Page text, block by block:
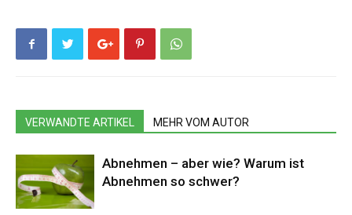
VERWANDTE ARTIKEL MEHR VOM AUTOR
Abnehmen – aber wie? Warum ist
Abnehmen so schwer?